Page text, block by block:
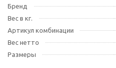
Бренд
Вес в кг.
Артикул комбинации
Вес нетто
Размеры